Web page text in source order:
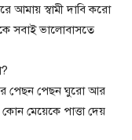
আমায় স্বামী দাবি করো
সবাই ভালোবাসতে
পেছন পেছন ঘুরো আর
মেয়েকে পাত্তা দেয়